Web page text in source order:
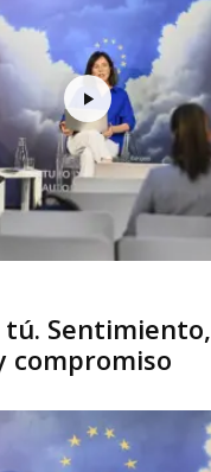
tú. Sentimiento,
compromiso